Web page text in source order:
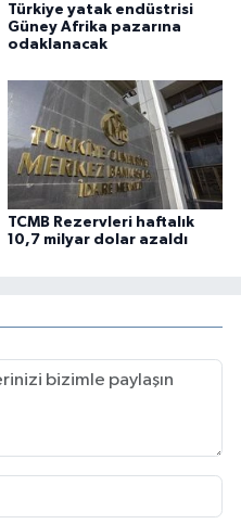
Türkiye yatak endüstrisi
Güney Afrika pazarına
odaklanacak
TCMB Rezervleri haftalık
10,7 milyar dolar azaldı